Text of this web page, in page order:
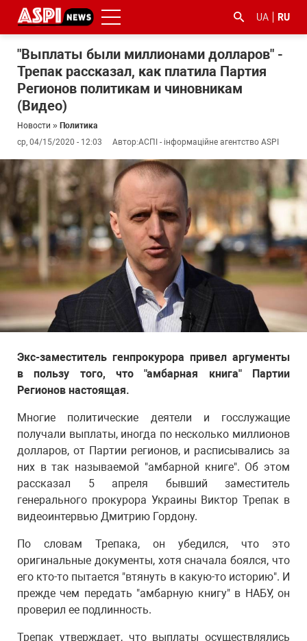
UA RU
"Выплаты были миллионами долларов" -
Трепак рассказал, как платила Партия
Регионов политикам и чиновникам
(Видео)
Новости » Политика
ср, 04/15/2020 - 12:03
Автор:АСПІ - інформаційне агентство ASPI
Экс-заместитель генпрокурора привел аргументы
в пользу того, что "амбарная книга" Партии
Регионов настоящая.
Многие политические деятели и госслужащие
получали выплаты, иногда по несколько миллионов
долларов, от Партии регионов, и расписывались за
них в так называемой "амбарной книге". Об этом
рассказал 5 апреля бывший заместитель
генерального прокурора Украины Виктор Трепак в
видеоинтервью Дмитрию Гордону.
По словам Трепака, он убедился, что это
оригинальные документы, хотя сначала боялся, что
его кто-то пытается "втянуть в какую-то историю". И
прежде чем передать "амбарную книгу" в НАБУ, он
проверил ее подлинность.
Трепак утверждает, что выплаты осуществлялись
з
корупцією